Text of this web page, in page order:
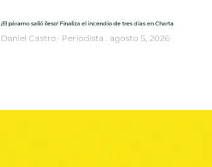
¡El páramo salió ileso! Finaliza el incendio de tres días en Charta
Daniel Castro- Periodista agosto 5, 2026